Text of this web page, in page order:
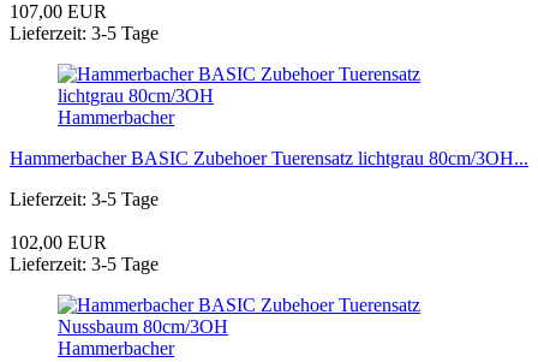
107,00 EUR
Lieferzeit: 3-5 Tage
Hammerbacher
Hammerbacher BASIC Zubehoer Tuerensatz lichtgrau 80cm/3OH...
Lieferzeit: 3-5 Tage
102,00 EUR
Lieferzeit: 3-5 Tage
Hammerbacher